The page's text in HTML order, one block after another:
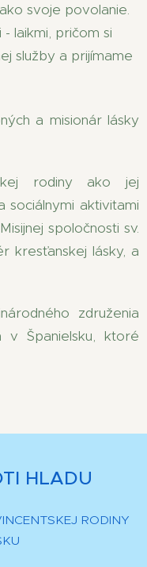
svoje povolanie.
laikmi, pričom si
služby a prijímame
a misionár lásky
rodiny ako jej
sociálnymi aktivitami
spoločnosti sv.
kresťanskej lásky, a
združenia
v Španielsku, ktoré
HLADU
RODINY